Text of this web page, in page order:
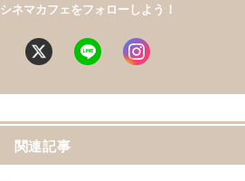
シネマカフェをフォローしよう！
関連記事